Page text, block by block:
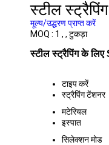
स्टील
मूल्य/उद्धरण प्राप्त करें
MOQ : 1 , , टुकड़ा
स्टील स्ट्रैपिंग के लिए
टाइप करें
स्ट्रैपिंग टेंशनर
मटेरियल
इस्पात
सिलेक्शन मोड